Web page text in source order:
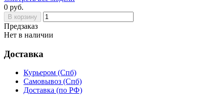
0 руб.
В корзину
Предзаказ
Нет в наличии
Доставка
Курьером (Спб)
Самовывоз (Спб)
Доставка (по РФ)